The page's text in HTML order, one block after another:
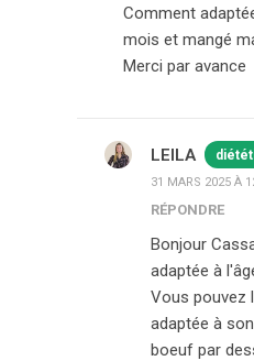
Comment
mois et mangé
Merci par avance
LEILA
31 MARS 2025 À
RÉPONDRE
Bonjour
adaptée à
Vous pouvez
adaptée à
boeuf par